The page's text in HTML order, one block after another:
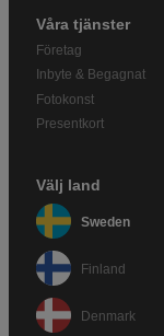
Våra tjänster
Företag
Inbyte & Begagnat
Fotokonst
Presentkort
Välj land
Sweden
Finland
Denmark